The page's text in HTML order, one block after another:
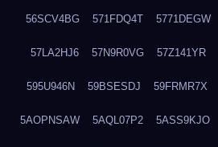
56SCV4BG 571FDQ4T 5771DEGW
57LA2HJ6 57N9R0VG 57Z141YR
595U946N 59BSESDJ 59FRMR7X
5AOPNSAW 5AQL07P2 5ASS9KJO